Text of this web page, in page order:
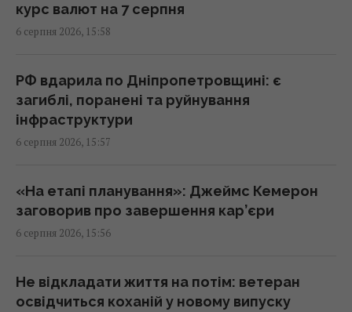
Переказ грошей на картку стає викликом:
15:34 четвер, 06 серпня 2026
Росія може використати українські БпЛА
для атак на цілі в Балтії, - литовська
15:33 четвер, 06 серпня 2026
Чому ми часто прокидаємося саме о 3-й
15:30 четвер, 06 серпня 2026
курс валют на 7 серпня
6 серпня 2026, 15:58
РФ вдарила по Дніпропетровщині: є
загиблі, поранені та руйнування
інфраструктури
6 серпня 2026, 15:57
«На етапі планування»: Джеймс Кемерон
заговорив про завершення кар’єри
6 серпня 2026, 15:56
Не відкладати життя на потім: ветеран
освідчиться коханій у новому випуску